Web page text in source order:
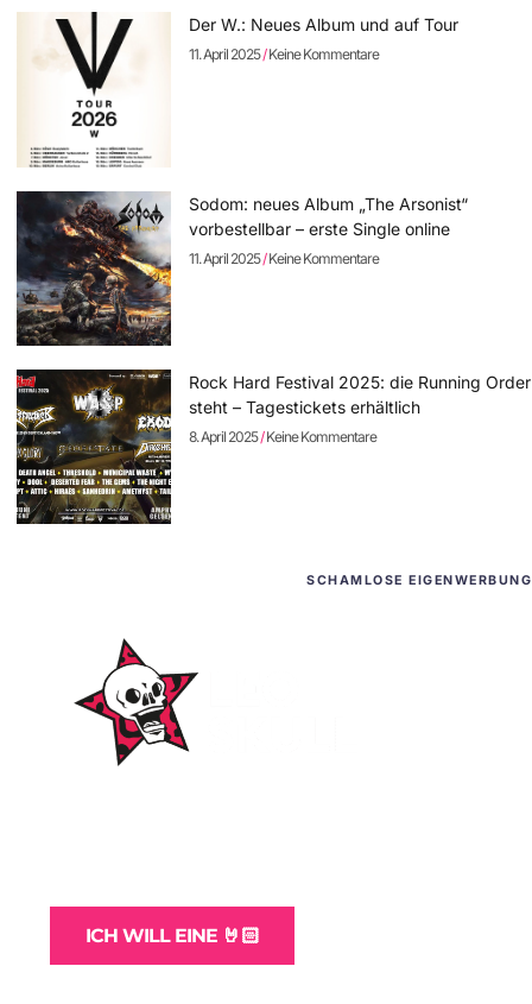
Der W.: Neues Album und auf Tour
11. April 2025 Keine Kommentare
Sodom: neues Album „The Arsonist“
vorbestellbar – erste Single online
11. April 2025 Keine Kommentare
Rock Hard Festival 2025: die Running Order
steht – Tagestickets erhältlich
8. April 2025 Keine Kommentare
SCHAMLOSE EIGENWERBUNG
ICH WILL EINE 🤘🏻